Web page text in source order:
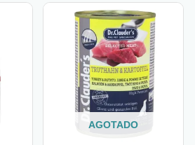
AGOTADO
Rango
de
precios:
desde
S/17.00
hasta
S/25.00
Este
producto
múltiples
variantes.
opciones